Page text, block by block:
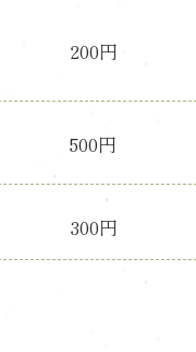
200円
500円
300円